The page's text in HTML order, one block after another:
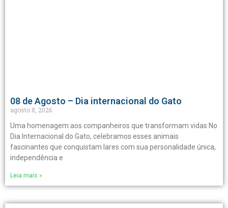
08 de Agosto – Dia internacional do Gato
agosto 8, 2026
Uma homenagem aos companheiros que transformam vidas No
Dia Internacional do Gato, celebramos esses animais
fascinantes que conquistam lares com sua personalidade única,
independência e
Leia mais »